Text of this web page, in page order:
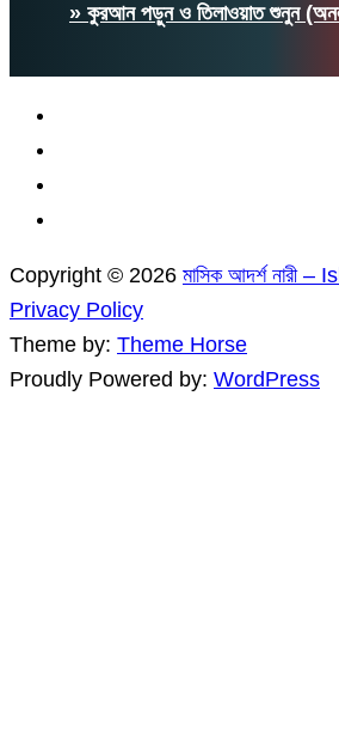
» কুরআন পড়ুন ও তিলাওয়াত শুনুন
Copyright © 2026 মাসিক আদর্শ নারী
Privacy Policy
Theme by: Theme Horse
Proudly Powered by: WordPress